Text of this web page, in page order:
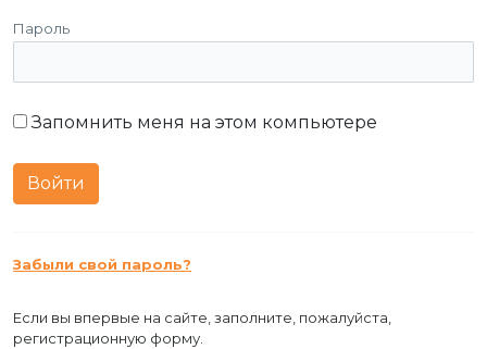
Пароль
Запомнить меня на этом компьютере
Забыли свой пароль?
Если вы впервые на сайте, заполните, пожалуйста,
регистрационную форму.